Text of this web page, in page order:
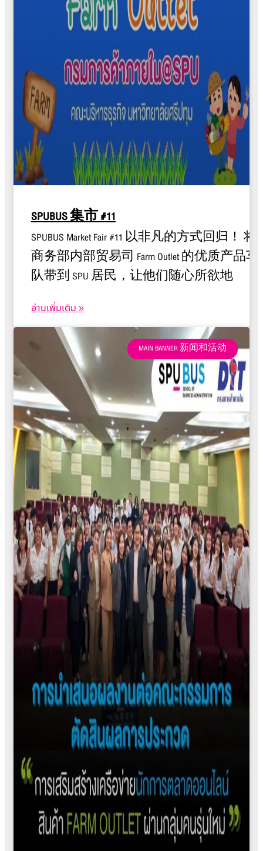
SPUBUS 集市 #11
SPUBUS Market Fair #11 以非凡的方式回归！ 将
商务部内部贸易司 Farm Outlet 的优质产品车
队带到 SPU 居民，让他们随心所欲地
อ่านเพิ่มเติม »
MAIN BANNER 新闻和活动